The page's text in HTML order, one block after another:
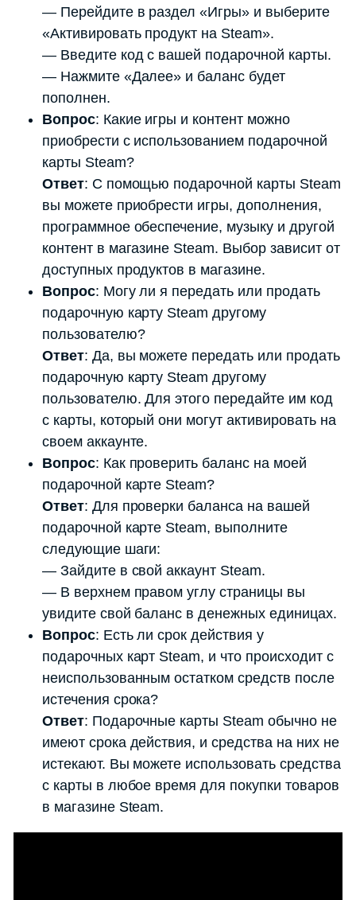
— Перейдите в раздел «Игры» и выберите
«Активировать продукт на Steam».
— Введите код с вашей подарочной карты.
— Нажмите «Далее» и баланс будет
пополнен.
Вопрос: Какие игры и контент можно
приобрести с использованием подарочной
карты Steam?
Ответ: С помощью подарочной карты Steam
вы можете приобрести игры, дополнения,
программное обеспечение, музыку и другой
контент в магазине Steam. Выбор зависит от
доступных продуктов в магазине.
Вопрос: Могу ли я передать или продать
подарочную карту Steam другому
пользователю?
Ответ: Да, вы можете передать или продать
подарочную карту Steam другому
пользователю. Для этого передайте им код
с карты, который они могут активировать на
своем аккаунте.
Вопрос: Как проверить баланс на моей
подарочной карте Steam?
Ответ: Для проверки баланса на вашей
подарочной карте Steam, выполните
следующие шаги:
— Зайдите в свой аккаунт Steam.
— В верхнем правом углу страницы вы
увидите свой баланс в денежных единицах.
Вопрос: Есть ли срок действия у
подарочных карт Steam, и что происходит с
неиспользованным остатком средств после
истечения срока?
Ответ: Подарочные карты Steam обычно не
имеют срока действия, и средства на них не
истекают. Вы можете использовать средства
с карты в любое время для покупки товаров
в магазине Steam.